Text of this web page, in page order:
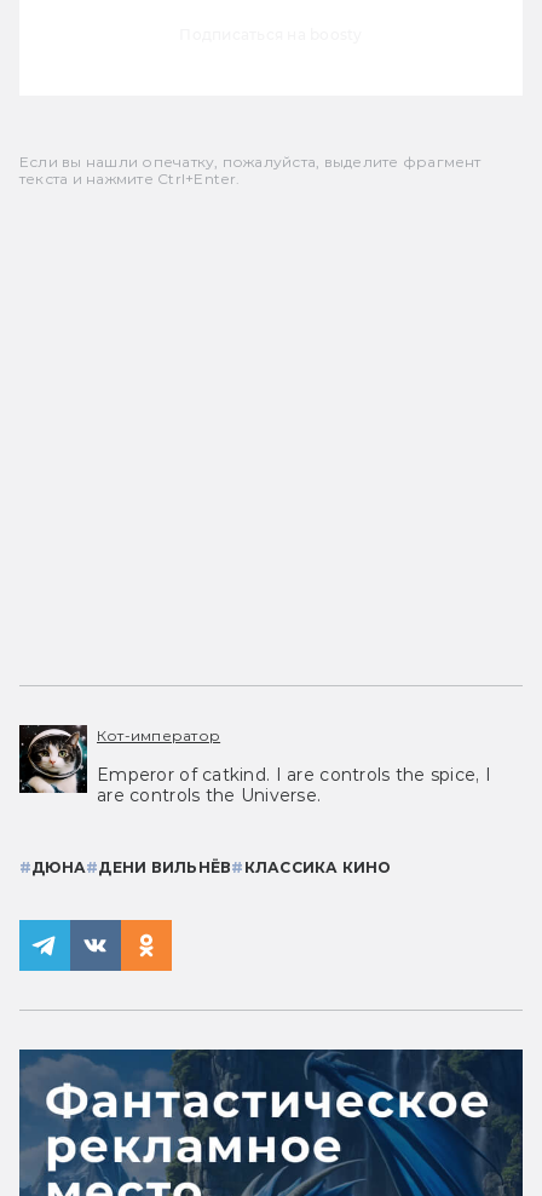
Если вы нашли опечатку, пожалуйста, выделите фрагмент
текста и нажмите Ctrl+Enter.
Кот-император
Emperor of catkind. I are controls the spice, I
are controls the Universe.
#ДЮНА#ДЕНИ ВИЛЬНЁВ# КЛАССИКА КИНО